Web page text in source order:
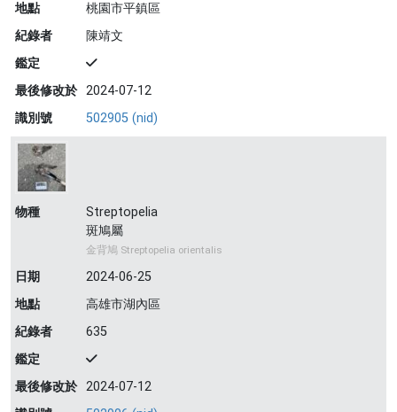
地點
桃園市平鎮區
紀錄者
陳靖文
鑑定
最後修改於 2024-07-12
識別號
502905 (nid)
物種
Streptopelia
斑鳩屬
金背鳩 Streptopelia orientalis
日期
2024-06-25
地點
高雄市湖內區
紀錄者
635
鑑定
最後修改於 2024-07-12